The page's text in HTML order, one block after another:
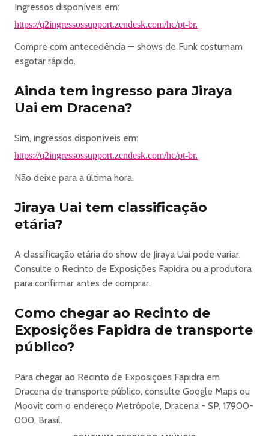
• Drogas, substâncias ilegais ou armas de qualquer
tipo;
plástico (mesmo que vazios);
• Objetos cortantes, pontiagudos ou que possam
• Cosméticos e perfumes em embalagens de vidro ou
metal;
espuma e inflamáveis em geral;
• Alimentos ou bebidas adquiridos fora do evento
(exceto mediante apresentação de receita médica);
que representem risco à segurança do público;
• Máscaras que cubram total ou parcialmente o rosto;
• Animais de estimação (qualquer espécie).
redes sociais oficiais do evento.
Informações importantes
• A Q2 Ingressos não faz parte da organização do
nível, assim como não se responsabiliza pelas
informações emitidas pelos organizadores. Possíveis
mudanças de horário ou local são de responsabilidade do
organizador.
Ingressos disponíveis em:
https://q2ingressossupport.zendesk.com/hc/pt-br.
Compre com antecedência — shows de Funk costumam
esgotar rápido.
Ainda tem ingresso para Jiraya
Uai em Dracena?
Sim, ingressos disponíveis em:
https://q2ingressossupport.zendesk.com/hc/pt-br.
Não deixe para a última hora.
Jiraya Uai tem classificação
etária?
A classificação etária do show de Jiraya Uai pode variar.
Consulte o Recinto de Exposições Fapidra ou a produtora
para confirmar antes de comprar.
Como chegar ao Recinto de
Exposições Fapidra de transporte
público?
Para chegar ao Recinto de Exposições Fapidra em
Dracena de transporte público, consulte Google Maps ou
Moovit com o endereço Metrópole, Dracena - SP, 17900-
000, Brasil.